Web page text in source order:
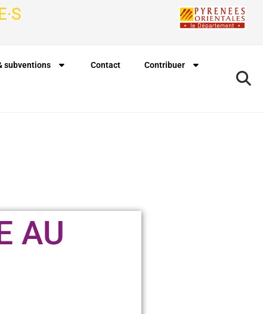
subventions Contact Contribuer
AU